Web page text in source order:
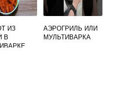
ИЗ
В
АЭРОГРИЛЬ ИЛИ
МУЛЬТИВАРКА